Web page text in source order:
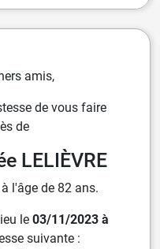
amis,
de vous faire
de
LELIÈVRE
l'âge de 82 ans.
le 03/11/2023 à
suivante :